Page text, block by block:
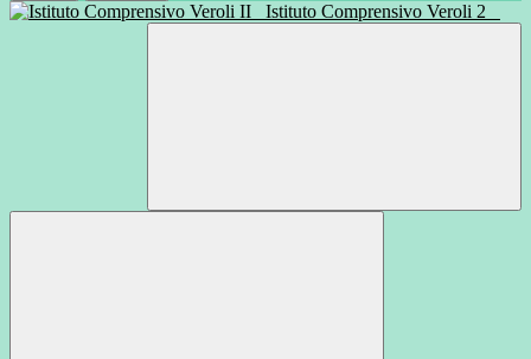
Istituto Comprensivo Veroli 2